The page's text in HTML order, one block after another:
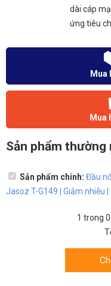
dài cáp
ứng tiêu
Mua
Mua
Sản phẩm thường
Sản phẩm chính: Đầu
Jasoz T-G149 | Giảm nhiễu
1 trong 0